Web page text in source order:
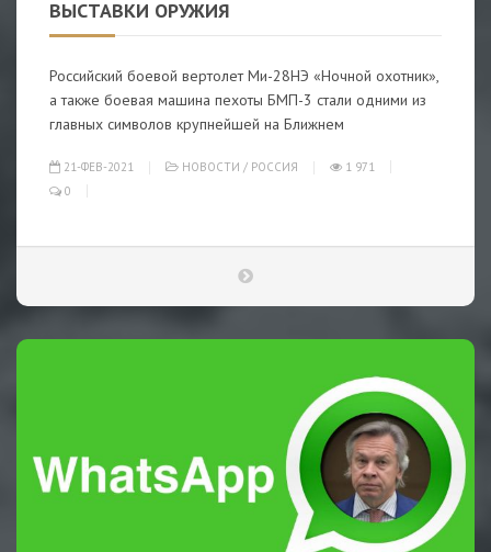
ВЫСТАВКИ ОРУЖИЯ
Российский боевой вертолет Ми-28НЭ «Ночной охотник»,
а также боевая машина пехоты БМП-3 стали одними из
главных символов крупнейшей на Ближнем
21-ФЕВ-2021 НОВОСТИ / РОССИЯ
1 971
0